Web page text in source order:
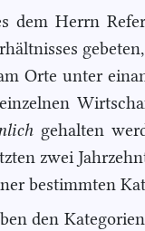
dem Herrn
Orte unter
gehalten
zwei
bestimmten
den